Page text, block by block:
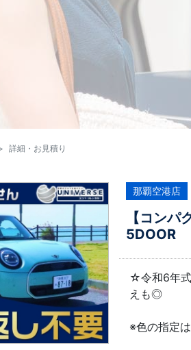
詳細・お見積り
那覇空港店
【コン
5DOOR
☆令和6年
えも◎
※色の指定